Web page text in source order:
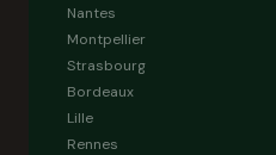
Nantes
Montpellier
Strasbourg
Bordeaux
Lille
Rennes